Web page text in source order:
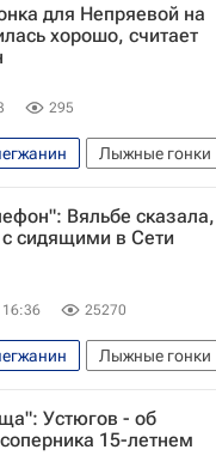
для Непряевой на
хорошо, считает
295
Лыжные гонки
игры 2026
Вяльбе сказала,
с сидящими в Сети
16:36 25270
Лыжные гонки
Александр Легков
гонок России (ФЛГР)
Устюгов - об
15-летнем